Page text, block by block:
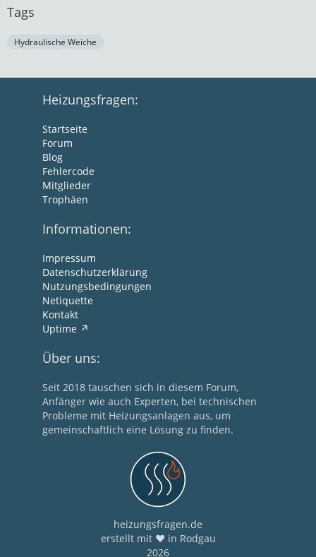
Tags
Hydraulische Weiche
Heizungsfragen:
Startseite
Forum
Blog
Fehlercode
Mitglieder
Trophäen
Informationen:
Impressum
Datenschutzerklärung
Nutzungsbedingungen
Netiquette
Kontakt
Uptime
Über uns:
Seit 2018 tauschen sich in diesem Forum,
Anfänger wie auch Experten, bei technischen
Probleme mit Heizungsanlagen aus, um
gemeinschaftlich eine Lösung zu finden.
heizungsfragen.de
erstellt mit ❤ in Rodgau
2026